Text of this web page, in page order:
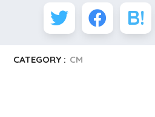
CATEGORY : CM